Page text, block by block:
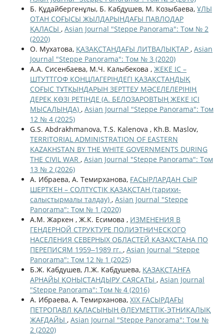
Б. Құдайбергенұлы, Б. Кабдушев, М. Козыбаева, ҰЛЫ
ОТАН СОҒЫСЫ ЖЫЛДАРЫНДАҒЫ ПАВЛОДАР
ҚАЛАСЫ , Asian Journal "Steppe Panorama": Том № 2
(2020)
О. Мухатова, ҚАЗАҚСТАНДАҒЫ ЛИТВАЛЫҚТАР , Asian
Journal "Steppe Panorama": Том № 3 (2020)
А.А. Сисенбаева, М.Ч. Калыбекова , ЖЕКЕ ІС –
ШТУТТГОФ КОНЦЛАГЕРІНДЕГІ ҚАЗАҚСТАНДЫҚ
СОҒЫС ТҰТҚЫНДАРЫН ЗЕРТТЕУ МӘСЕЛЕЛЕРІНІҢ
ДЕРЕК КӨЗІ РЕТІНДЕ (А. БЕЛОЗАРОВТЫҢ ЖЕКЕ ІСІ
МЫСАЛЫНДА) , Asian Journal "Steppe Panorama": Том
12 № 4 (2025)
G.S. Abdrakhmanova, T.S. Kalenova , Kh.B. Maslov,
TERRITORIAL ADMINISTRATION OF EASTERN
KAZAKHSTAN BY THE WHITE GOVERNMENTS DURING
THE CIVIL WAR , Asian Journal "Steppe Panorama": Том
13 № 2 (2026)
А. Ибраева, А. Темирханова, ҒАСЫРЛАРДАН СЫР
ШЕРТКЕН – СОЛТҮСТІК ҚАЗАҚСТАН (тарихи-
салыстырмалы талдау) , Asian Journal "Steppe
Panorama": Том № 1 (2020)
А.М. Жаркен , Ж.К. Есимова , ИЗМЕНЕНИЯ В
ГЕНДЕРНОЙ СТРУКТУРЕ ПОЛИЭТНИЧЕСКОГО
НАСЕЛЕНИЯ СЕВЕРНЫХ ОБЛАСТЕЙ КАЗАХСТАНА ПО
ПЕРЕПИСЯМ 1959‒1989 гг. , Asian Journal "Steppe
Panorama": Том 12 № 1 (2025)
Б.Ж. Кабдушев, Л.Ж. Кабдушева, ҚАЗАҚСТАНҒА
АРНАЙЫ ҚОНЫСТАНДЫРУ САЯСАТЫ , Asian Journal
"Steppe Panorama": Том № 4 (2016)
А. Ибраева, А. Темирханова, ХІХ ҒАСЫРДАҒЫ
ПЕТРОПАВЛ ҚАЛАСЫНЫҢ ƏЛЕУМЕТТІК-ЭТНИКАЛЫҚ
ЖАҒДАЙЫ , Asian Journal "Steppe Panorama": Том №
2 (2020)